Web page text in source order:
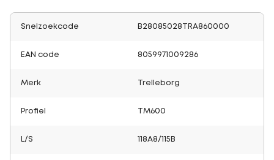
Snelzoekcode B28085028TRA860000
EAN code 8059971009286
Merk Trelleborg
Profiel TM600
L/S 118A8/115B